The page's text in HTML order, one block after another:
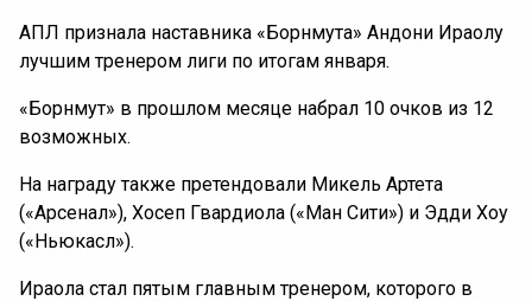
АПЛ признала наставника «Борнмута» Андони Ираолу
лучшим тренером лиги по итогам января.
«Борнмут» в прошлом месяце набрал 10 очков из 12
возможных.
На награду также претендовали Микель Артета
(«Арсенал»), Хосеп Гвардиола («Ман Сити») и Эдди Хоу
(«Ньюкасл»).
Ираола стал пятым главным тренером, которого в